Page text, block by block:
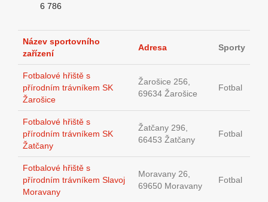
6 786
Název sportovního
zařízení
Adresa Sporty
Fotbalové hřiště s
přírodním trávníkem SK
Žarošice
Žarošice 256,
69634 Žarošice
Fotbal
Fotbalové hřiště s
přírodním trávníkem SK
Žatčany
Žatčany 296,
66453 Žatčany
Fotbal
Fotbalové hřiště s
přírodním trávníkem Slavoj
Moravany
Moravany 26,
69650 Moravany
Fotbal